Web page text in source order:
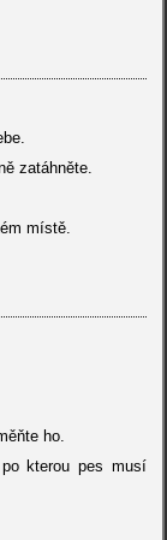
zatáhněte.
místě.
ho.
kterou pes musí